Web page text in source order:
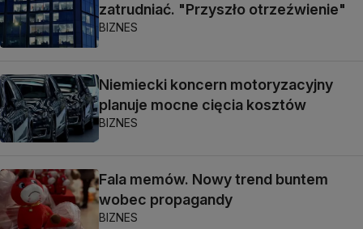
zatrudniać. "Przyszło otrzeźwienie"
BIZNES
Niemiecki koncern motoryzacyjny
planuje mocne cięcia kosztów
BIZNES
Fala memów. Nowy trend buntem
wobec propagandy
BIZNES